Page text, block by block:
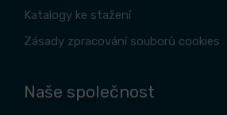
Katalogy ke stažení
Zásady zpracování souborů cookies
Naše společnost